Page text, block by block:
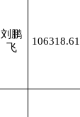
刘鹏
飞
106318.61